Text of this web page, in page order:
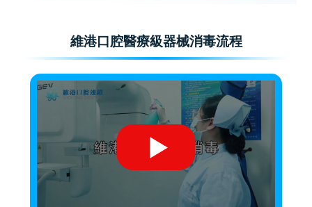
維港口腔醫療級器械消毒流程